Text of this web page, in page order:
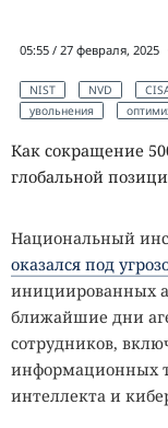
05:55 / 27 февраля, 2025
NIST NVD
увольнения
Как сокращение
глобальной
Национальный
оказался под
инициированных
ближайшие дни
сотрудников,
информационных
интеллекта и